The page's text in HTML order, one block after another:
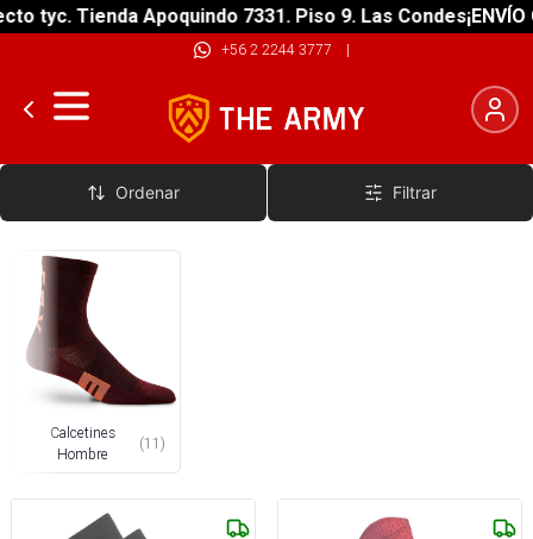
tyc. Tienda Apoquindo 7331. Piso 9. Las Condes¡ENVÍO
+56 2 2244 3777 |
Calcetines y Boxers
Ordenar Filtrar
Calcetines
Hombre
(11 )